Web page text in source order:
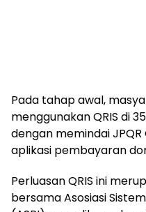
Pada tahap awal,
menggunakan QRIS di
dengan memindai
aplikasi pembayaran
Perluasan QRIS ini
bersama Asosiasi